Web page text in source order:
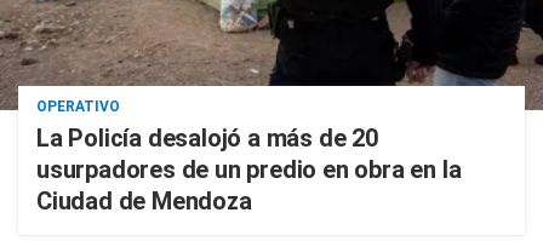
OPERATIVO
La Policía desalojó a más de 20
usurpadores de un predio en obra en la
Ciudad de Mendoza